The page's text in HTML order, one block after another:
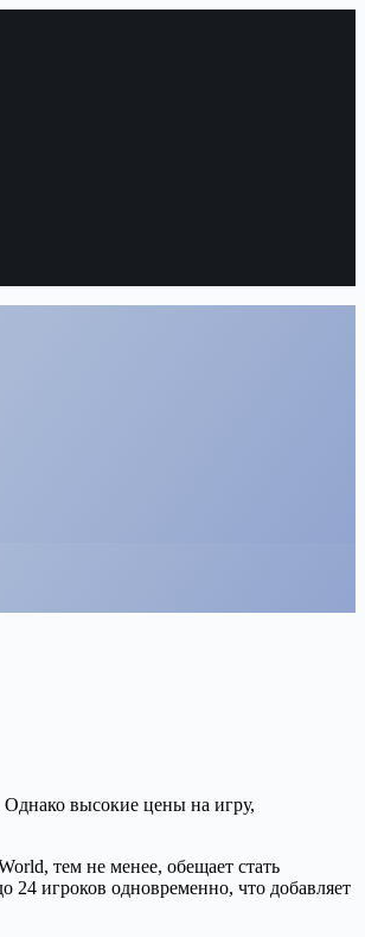
высокие цены на игру,
тем не менее, обещает стать
24 игроков одновременно, что добавляет